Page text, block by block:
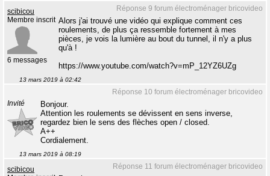
Réponse 9 forum électroménager bricovideo
scibicou
Membre inscrit
6 messages
Alors j'ai trouvé une vidéo qui explique comment ces
roulements, de plus ça ressemble fortement à mes
pièces, je vois la lumière au bout du tunnel, il n'y a plus
qu'à !
https://www.youtube.com/watch?v=mP_12YZ6UZg
13 mars 2019 à 02:42
Réponse 10 forum électroménager bricovideo
Invité
Bonjour.
Attention les roulements se dévissent en sens inverse,
regardez bien le sens des flèches open / closed.
A++
Cordialement.
13 mars 2019 à 08:19
Réponse 11 forum électroménager bricovideo
scibicou